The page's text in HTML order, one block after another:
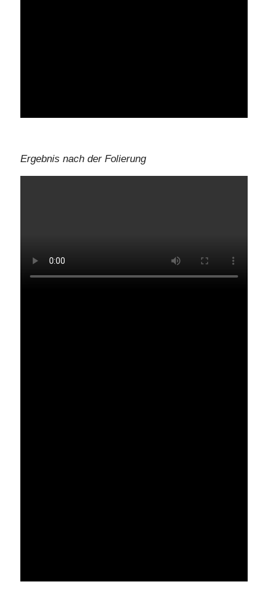
Ergebnis nach der Folierung